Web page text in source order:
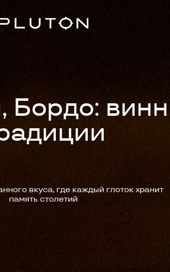
Бордо:
вкуса, где каждый глоток хранит
память столетий